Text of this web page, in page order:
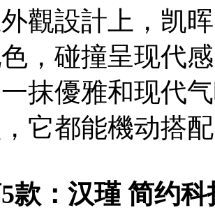
觀設計上，凯
，碰撞呈现代
抹優雅和现代
它都能機动搭
款：汉瑾 简约